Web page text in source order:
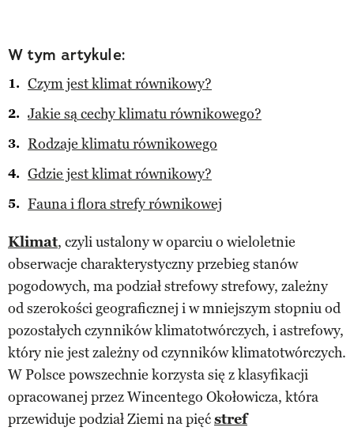
W tym artykule:
Czym jest klimat równikowy?
Jakie są cechy klimatu równikowego?
Rodzaje klimatu równikowego
Gdzie jest klimat równikowy?
Fauna i flora strefy równikowej
Klimat, czyli ustalony w oparciu o wieloletnie
obserwacje charakterystyczny przebieg stanów
pogodowych, ma podział strefowy strefowy, zależny
od szerokości geograficznej i w mniejszym stopniu od
pozostałych czynników klimatotwórczych, i astrefowy,
który nie jest zależny od czynników klimatotwórczych.
W Polsce powszechnie korzysta się z klasyfikacji
opracowanej przez Wincentego Okołowicza, która
przewiduje podział Ziemi na pięćstref